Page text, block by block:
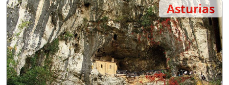
Asturias